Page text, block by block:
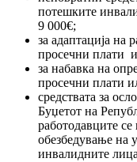
потешките
9 000€;
за адаптација на
просечни плати
за набавка на
просечни плати
средствата за
Буџетот на
работодавците
обезбедување на
инвалидните